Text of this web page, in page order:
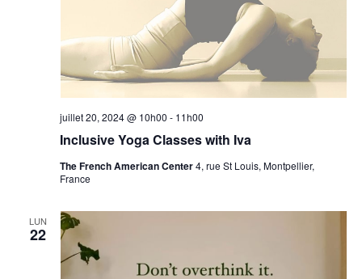
Inclusive Yoga Classes with Iva
juillet 20, 2024 @ 10h00 - 11h00
The French American Center4, rue St Louis, Montpellier,
France
LUN
22